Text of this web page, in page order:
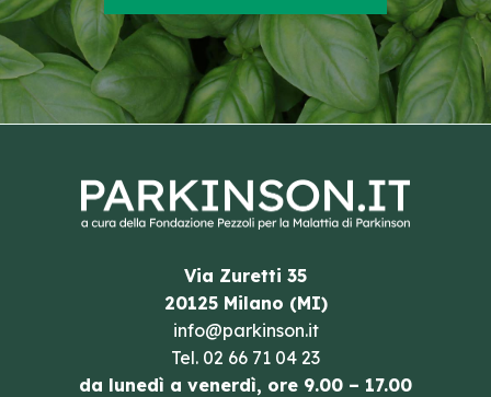
Via Zuretti 35
20125 Milano (MI)
info@parkinson.it
Tel. 02 66 71 04 23
da lunedì a venerdì, ore 9.00 – 17.00